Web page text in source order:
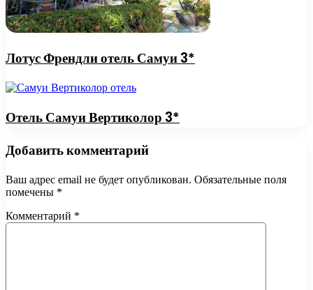
Лотус Френдли отель Самуи 3*
Отель Самуи Вертиколор 3*
Добавить комментарий
Ваш адрес email не будет опубликован. Обязательные поля
помечены *
Комментарий *